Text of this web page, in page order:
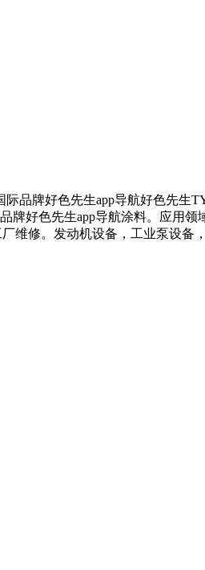
际品牌好色先生app导航好色先生
色先生app导航涂料。应用领域
修。发动机设备，工业泵设备